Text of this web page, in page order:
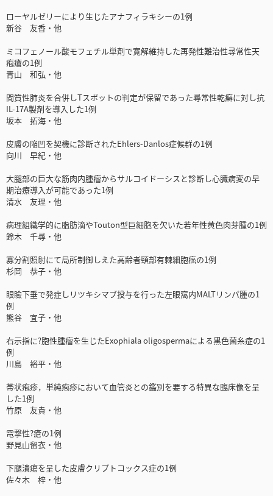
ローヤルゼリーにより生じたアナフィラキシーの1例
新谷 友香・他
ミコフェノール酸モフェチル単剤で寛解維持した再発性難治性尋常性天
疱瘡の1例
青山 和弘・他
間質性肺炎を合併しTスポットの判定が保留であった尋常性乾癬に対し抗
IL-17A製剤を導入した1例
坂本 拓海・他
皮膚の陥凹を契機に診断されたEhlers-Danlos症候群の1例
向川 早紀・他
大腿部の巨大な筋肉内腫瘤からサルコイドーシスと診断し心臓病変の早
期治療導入が可能であった1例
清水 友理・他
病理組織学的に脂肪滴やTouton型巨細胞を欠いた若年性黄色肉芽腫の1例
鈴木 千尋・他
寡分割照射にて局所制御しえた高齢者頸部有棘細胞癌の1例
杉岡 恭子・他
眼瞼下垂で発症しリツキシマブ投与を行った左眼窩内MALTリンパ腫の1
例
熊谷 宜子・他
右示指に?胞性腫瘤を生じたExophiala oligospermaによる黒色菌糸症の1
例
川島 裕平・他
帯状疱疹，単純疱疹において血管炎との鑑別を要する特異な臨床像を呈
した1例
竹原 友貴・他
電撃性?瘡の1例
野見山留衣・他
下腿潰瘍を呈した皮膚クリプトコックス症の1例
佐々木 梓・他